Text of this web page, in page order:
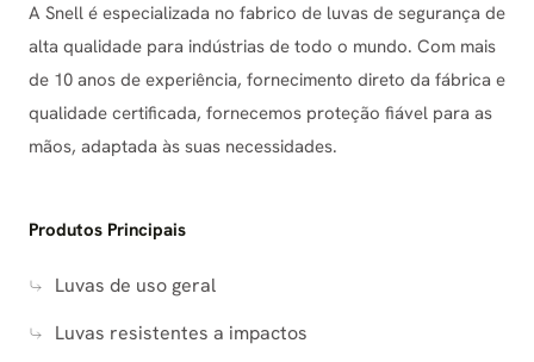
A Snell é especializada no fabrico de luvas de segurança de
alta qualidade para indústrias de todo o mundo. Com mais
de 10 anos de experiência, fornecimento direto da fábrica e
qualidade certificada, fornecemos proteção fiável para as
mãos, adaptada às suas necessidades.
Produtos Principais
Luvas de uso geral
Luvas resistentes a impactos